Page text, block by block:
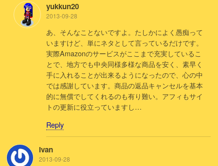
yukkun20
2013-09-28
あ、そんなことないですよ。たしかによく愚痴って
いますけど、単にネタとして言っているだけです。
実際Amazonのサービスがここまで充実しているこ
とで、地方でも中央同様多様な商品を安く、素早く
手に入れることが出来るようになったので、心の中
では感謝しています。商品の返品キャンセルを基本
的に無償でしてくれるのも有り難い。アフィもサイ
トの更新に役立っていますし…
Reply
Ivan
2013-09-28